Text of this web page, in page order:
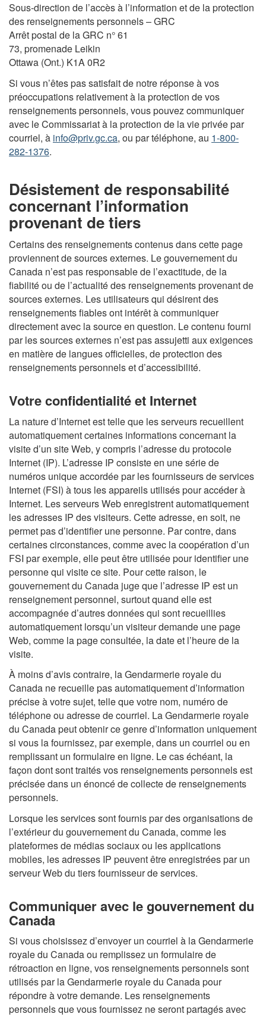
Sous-direction de l’accès à l’information et de la protection
des renseignements personnels – GRC
Arrêt postal de la GRC n° 61
73, promenade Leikin
Ottawa (Ont.) K1A 0R2
Si vous n’êtes pas satisfait de notre réponse à vos
préoccupations relativement à la protection de vos
renseignements personnels, vous pouvez communiquer
avec le Commissariat à la protection de la vie privée par
courriel, à info@priv.gc.ca, ou par téléphone, au 1-800-
282-1376.
Désistement de responsabilité
concernant l’information
provenant de tiers
Certains des renseignements contenus dans cette page
proviennent de sources externes. Le gouvernement du
Canada n’est pas responsable de l’exactitude, de la
fiabilité ou de l’actualité des renseignements provenant de
sources externes. Les utilisateurs qui désirent des
renseignements fiables ont intérêt à communiquer
directement avec la source en question. Le contenu fourni
par les sources externes n’est pas assujetti aux exigences
en matière de langues officielles, de protection des
renseignements personnels et d’accessibilité.
Votre confidentialité et Internet
La nature d’Internet est telle que les serveurs recueillent
automatiquement certaines informations concernant la
visite d’un site Web, y compris l’adresse du protocole
Internet (IP). L’adresse IP consiste en une série de
numéros unique accordée par les fournisseurs de services
Internet (FSI) à tous les appareils utilisés pour accéder à
Internet. Les serveurs Web enregistrent automatiquement
les adresses IP des visiteurs. Cette adresse, en soit, ne
permet pas d’identifier une personne. Par contre, dans
certaines circonstances, comme avec la coopération d’un
FSI par exemple, elle peut être utilisée pour identifier une
personne qui visite ce site. Pour cette raison, le
gouvernement du Canada juge que l’adresse IP est un
renseignement personnel, surtout quand elle est
accompagnée d’autres données qui sont recueillies
automatiquement lorsqu’un visiteur demande une page
Web, comme la page consultée, la date et l’heure de la
visite.
À moins d’avis contraire, la Gendarmerie royale du
Canada ne recueille pas automatiquement d’information
précise à votre sujet, telle que votre nom, numéro de
téléphone ou adresse de courriel. La Gendarmerie royale
du Canada peut obtenir ce genre d’information uniquement
si vous la fournissez, par exemple, dans un courriel ou en
remplissant un formulaire en ligne. Le cas échéant, la
façon dont sont traités vos renseignements personnels est
précisée dans un énoncé de collecte de renseignements
personnels.
Lorsque les services sont fournis par des organisations de
l’extérieur du gouvernement du Canada, comme les
plateformes de médias sociaux ou les applications
mobiles, les adresses IP peuvent être enregistrées par un
serveur Web du tiers fournisseur de services.
Communiquer avec le gouvernement du
Canada
Si vous choisissez d’envoyer un courriel à la Gendarmerie
royale du Canada ou remplissez un formulaire de
rétroaction en ligne, vos renseignements personnels sont
utilisés par la Gendarmerie royale du Canada pour
répondre à votre demande. Les renseignements
personnels que vous fournissez ne seront partagés avec